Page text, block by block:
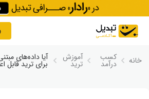
Skip to content
خانه کسب
درآمد
آموزش
ترید
آیا داده‌های
برای ترید قابل